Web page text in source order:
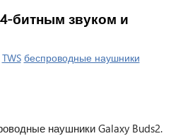
битным звуком и
TWS беспроводные наушники
наушники Galaxy Buds2.